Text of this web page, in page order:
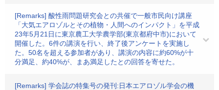
[Remarks] 酸性雨問題研究会との共催で一般市民向け講座
「大気エアロゾルとその植物・人間へのインパクト」を平成
23年5月21日に東京農工大学農学部(東京都府中市)において
開催した。6件の講演を行い、終了後アンケートを実施し
た。50名を超える参加者があり、講演の内容に約60%が十
分満足、約40%が、まあ満足したとの回答を寄せた。
[Remarks] 学会誌の特集号の発刊:日本エアロゾル学会の機